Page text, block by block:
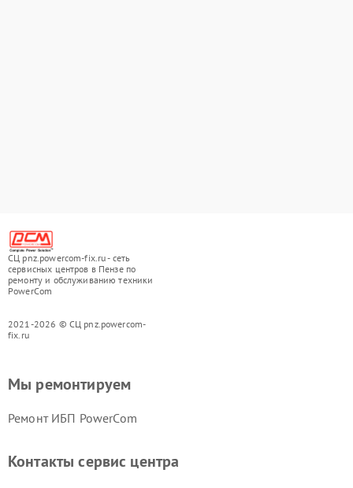
СЦ pnz.powercom-fix.ru - сеть
сервисных центров в Пензе по
ремонту и обслуживанию техники
PowerCom
2021-2026 © СЦ pnz.powercom-
fix.ru
Мы ремонтируем
Ремонт ИБП PowerCom
Контакты сервис центра